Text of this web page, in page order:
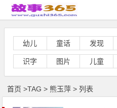
幼儿 童话 发现
识字 图片 儿童
首页 >TAG > 熊玉萍 > 列表